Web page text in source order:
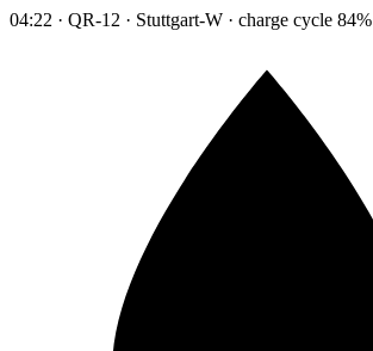
04:22 · QR-12 · Stuttgart-W · charge cycle 84%